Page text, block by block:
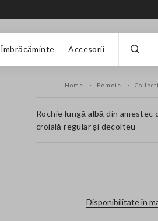
Îmbrăcăminte Accesorii
Home Femeie
Rochie lungă albă din amestec
croială regular și decolteu
Disponibilitate în